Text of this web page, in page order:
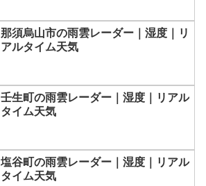
那須烏山市の雨雲レーダー｜湿度｜リ
アルタイム天気
壬生町の雨雲レーダー｜湿度｜リアル
タイム天気
塩谷町の雨雲レーダー｜湿度｜リアル
タイム天気